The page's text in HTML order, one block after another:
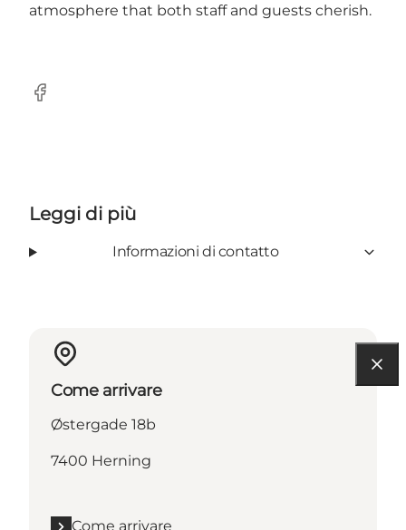
atmosphere that both staff and guests cherish.
Facebook
Leggi di più
Informazioni di contatto
Come arrivare
Østergade 18b
7400 Herning
Come arrivare